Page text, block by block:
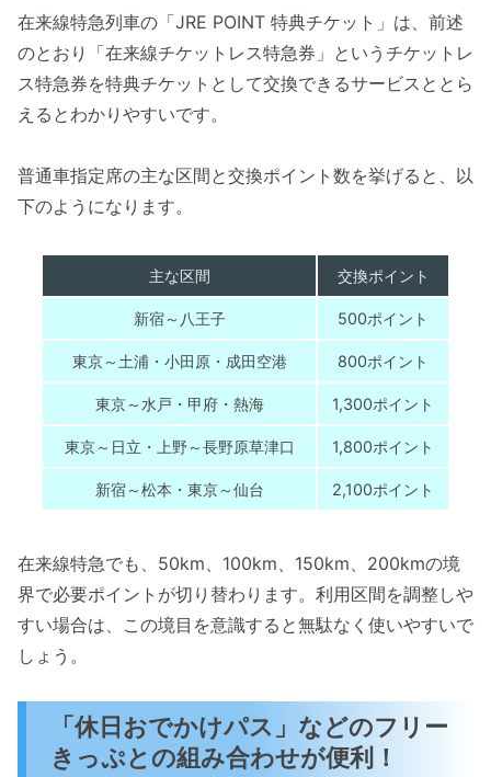
在来線特急列車の「JRE POINT 特典チケット」は、前述
のとおり「在来線チケットレス特急券」というチケットレ
ス特急券を特典チケットとして交換できるサービスととら
えるとわかりやすいです。
普通車指定席の主な区間と交換ポイント数を挙げると、以
下のようになります。
主な区間 交換ポイント
新宿～八王子 500ポイント
東京～土浦・小田原・成田空港 800ポイント
東京～水戸・甲府・熱海 1,300ポイント
東京～日立・上野～長野原草津口 1,800ポイント
新宿～松本・東京～仙台 2,100ポイント
在来線特急でも、50km、100km、150km、200kmの境
界で必要ポイントが切り替わります。利用区間を調整しや
すい場合は、この境目を意識すると無駄なく使いやすいで
しょう。
「休日おでかけパス」などのフリー
きっぷとの組み合わせが便利！